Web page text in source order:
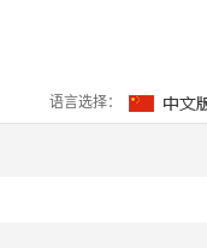
语言选择：